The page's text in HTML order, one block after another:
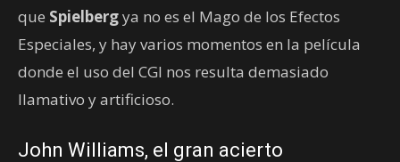
que Spielbergya no es el Mago de los Efectos
Especiales, y hay varios momentos en la película
donde el uso del CGI nos resulta demasiado
llamativo y artificioso.
John Williams, el gran acierto